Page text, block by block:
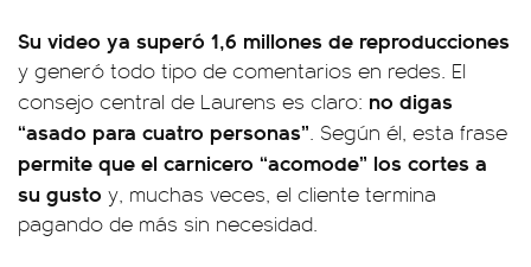
Su video ya superó 1,6 millones de reproducciones
y generó todo tipo de comentarios en redes. El
consejo central de Laurens es claro: no digas
“asado para cuatro personas”. Según él, esta frase
permite que el carnicero “acomode” los cortes a
su gusto y, muchas veces, el cliente termina
pagando de más sin necesidad.